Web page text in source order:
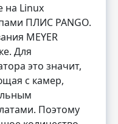
на Linux
ПЛИС PANGO.
MEYER
Для
это значит,
с камер,
Поэтому